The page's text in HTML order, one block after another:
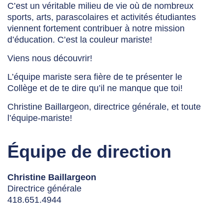
C’est un véritable milieu de vie où de nombreux
sports, arts, parascolaires et activités étudiantes
viennent fortement contribuer à notre mission
d’éducation. C’est la couleur mariste!
Viens nous découvrir!
L’équipe mariste sera fière de te présenter le
Collège et de te dire qu’il ne manque que toi!
Christine Baillargeon, directrice générale, et toute
l’équipe-mariste!
Équipe de direction
Christine Baillargeon
Directrice générale
418.651.4944